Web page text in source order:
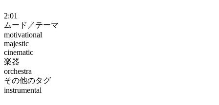
2:01
ムード／テーマ
motivational
majestic
cinematic
楽器
orchestra
その他のタグ
instrumental